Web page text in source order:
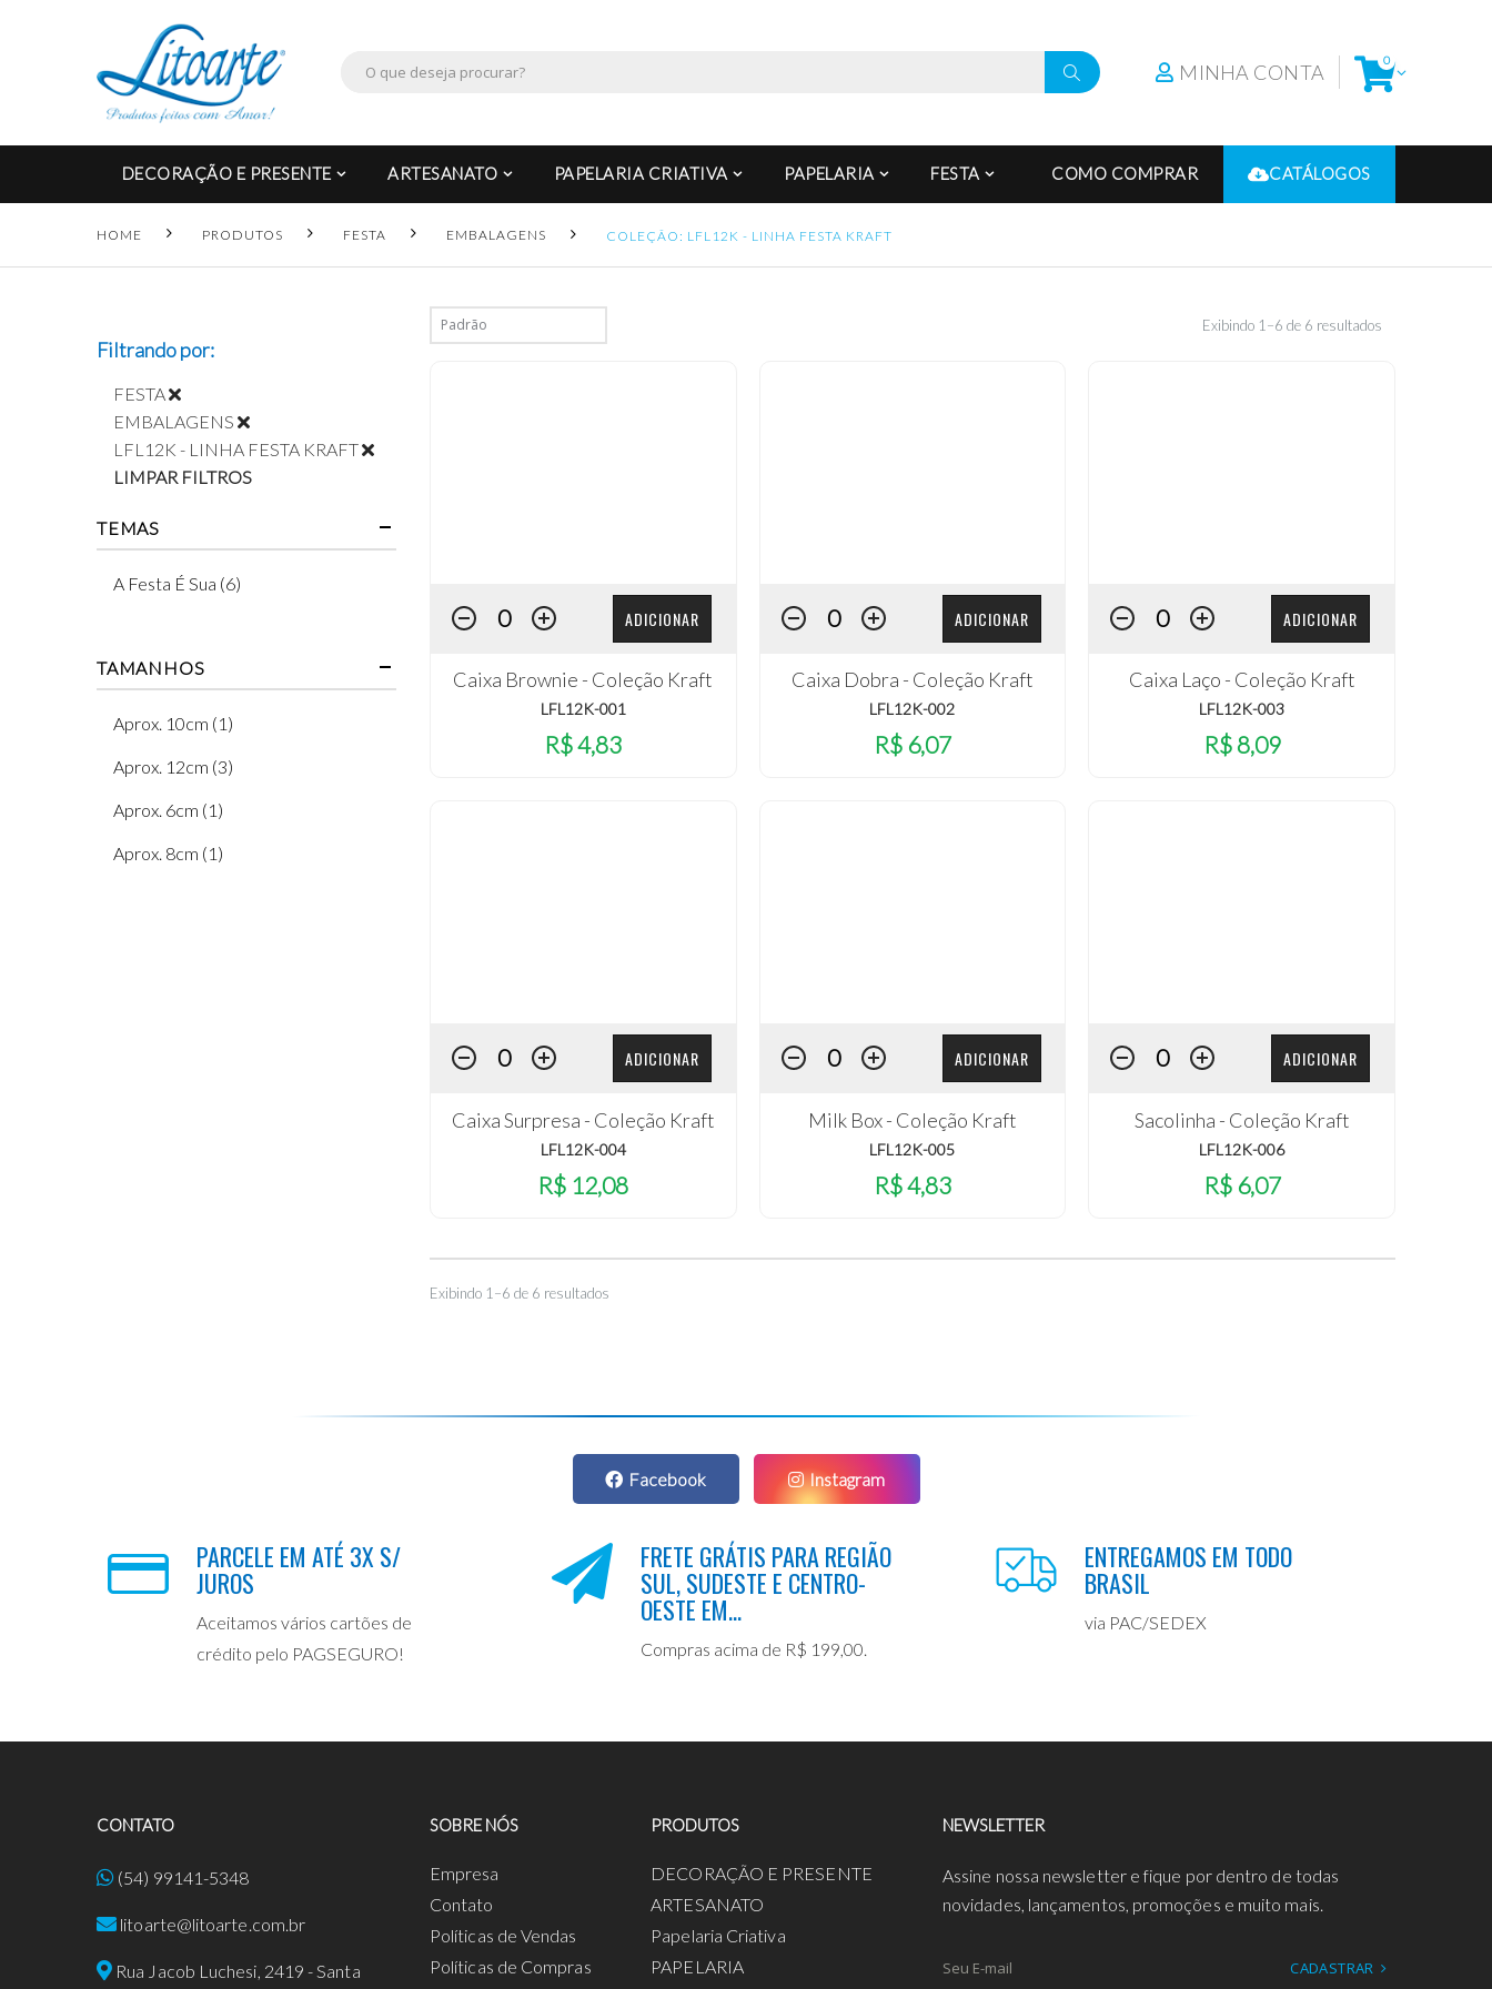
MINHA CONTA 0
DECORAÇÃO E PRESENTE ARTESANATO PAPELARIA CRIATIVA PAPELARIA FESTA COMO COMPRAR CATÁLOGOS
HOME PRODUTOS FESTA EMBALAGENS COLEÇÃO: LFL12K - LINHA FESTA KRAFT
Exibindo 1–6 de 6 resultados
ADICIONAR
Caixa Brownie - Coleção Kraft
LFL12K-001
R$ 4,83
ADICIONAR
Caixa Dobra - Coleção Kraft
LFL12K-002
R$ 6,07
ADICIONAR
Caixa Laço - Coleção Kraft
LFL12K-003
R$ 8,09
ADICIONAR
Caixa Surpresa - Coleção Kraft
LFL12K-004
R$ 12,08
ADICIONAR
Milk Box - Coleção Kraft
LFL12K-005
R$ 4,83
ADICIONAR
Sacolinha - Coleção Kraft
LFL12K-006
R$ 6,07
Exibindo 1–6 de 6 resultados
Filtrando por:
FESTA
EMBALAGENS
LFL12K - LINHA FESTA KRAFT
LIMPAR FILTROS
TEMAS
A Festa É Sua (6)
TAMANHOS
Aprox. 10cm (1)
Aprox. 12cm (3)
Aprox. 6cm (1)
Aprox. 8cm (1)
Facebook Instagram
PARCELE EM ATÉ 3X S/
JUROS
Aceitamos vários cartões de
crédito pelo PAGSEGURO!
FRETE GRÁTIS PARA REGIÃO
SUL, SUDESTE E CENTRO-
OESTE EM...
Compras acima de R$ 199,00.
ENTREGAMOS EM TODO
BRASIL
via PAC/SEDEX
CONTATO
(54) 99141-5348
litoarte@litoarte.com.br
Rua Jacob Luchesi, 2419 - Santa
SOBRE NÓS
Empresa
Contato
Políticas de Vendas
Políticas de Compras
PRODUTOS
DECORAÇÃO E PRESENTE
ARTESANATO
Papelaria Criativa
PAPELARIA
NEWSLETTER
Assine nossa newsletter e fique por dentro de todas
novidades, lançamentos, promoções e muito mais.
CADASTRAR